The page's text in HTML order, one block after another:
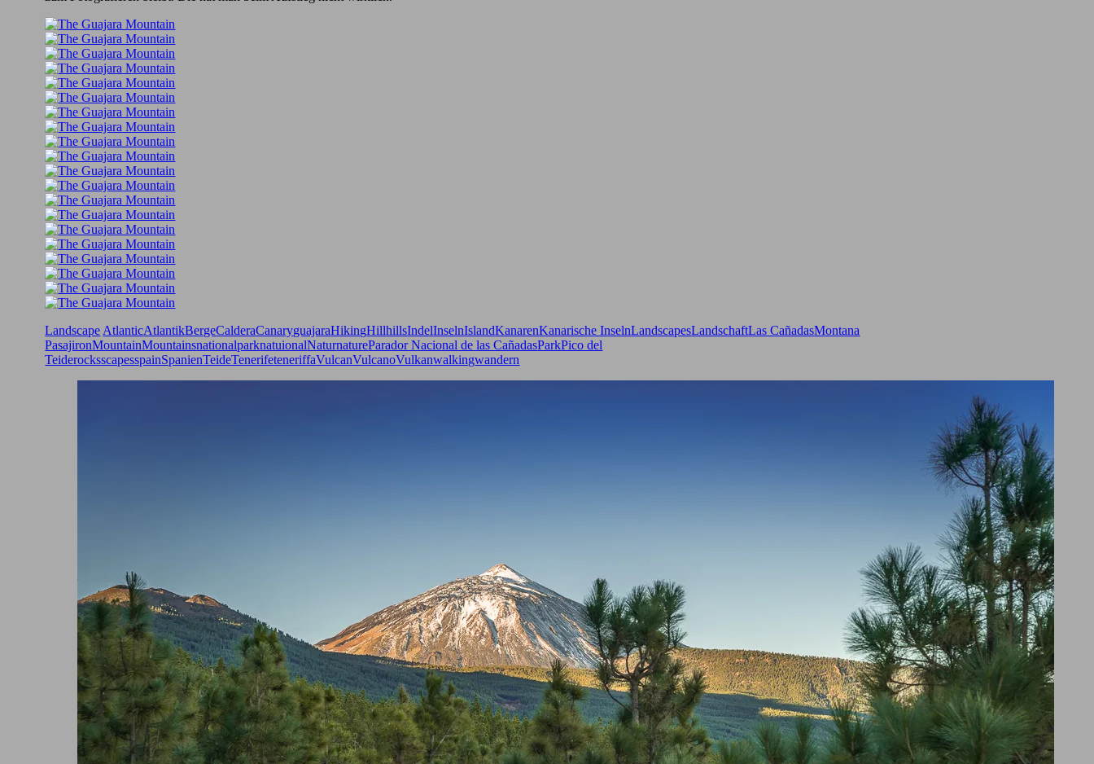
Landscape AtlanticAtlantikBergeCalderaCanaryguajaraHikingHillhillsIndelInselnIslandKanarenKanarische InselnLandscapesLandschaftLas CañadasMontana
PasajironMountainMountainsnationalparknatuionalNaturnatureParador Nacional de las CañadasParkPico del
TeiderocksscapesspainSpanienTeideTenerifeteneriffaVulcanVulcanoVulkanwalkingwandern